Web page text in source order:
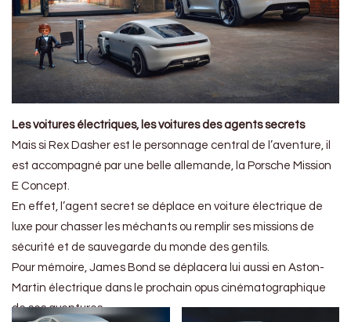
Les voitures électriques, les voitures des agents secrets
Mais si Rex Dasher est le personnage central de l’aventure, il
est accompagné par une belle allemande, la Porsche Mission
E Concept.
En effet, l’agent secret se déplace en voiture électrique de
luxe pour chasser les méchants ou remplir ses missions de
sécurité et de sauvegarde du monde des gentils.
Pour mémoire, James Bond se déplacera lui aussi en Aston-
Martin électrique dans le prochain opus cinématographique
de ses aventures.